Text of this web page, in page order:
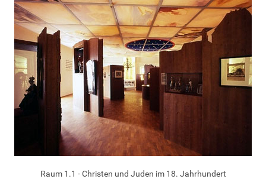
Raum 1.1 - Christen und Juden im 18. Jahrhundert